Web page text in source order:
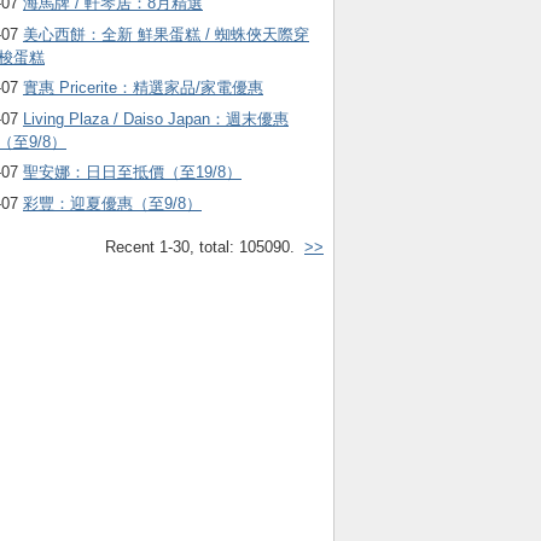
美心西餅：全新 鮮果蛋糕 / 蜘蛛俠天際穿
蛋糕
實惠 Pricerite：精選家品/家電優惠
Living Plaza / Daiso Japan：週末優惠
（至9/8）
聖安娜：日日至抵價（至19/8）
彩豐：迎夏優惠（至9/8）
Recent 1-30, total: 105090. >>